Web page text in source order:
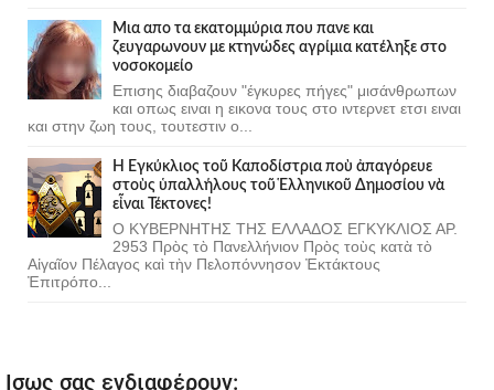
Μια απο τα εκατομμύρια που πανε και
ζευγαρωνουν με κτηνώδες αγρίμια κατέληξε στο
νοσοκομείο
Επισης διαβαζουν "έγκυρες πήγες" μισάνθρωπων
και οπως ειναι η εικονα τους στο ιντερνετ ετσι ειναι
και στην ζωη τους, τουτεστιν ο...
Ἡ Ἐγκύκλιος τοῦ Καποδίστρια ποὺ ἀπαγόρευε
στοὺς ὑπαλλήλους τοῦ Ἑλληνικοῦ Δημοσίου νὰ
εἶναι Τέκτονες!
Ο ΚΥΒΕΡΝΗΤΗΣ ΤΗΣ ΕΛΛΑΔΟΣ ΕΓΚΥΚΛΙΟΣ ΑΡ.
2953 Πρὸς τὸ Πανελλήνιον Πρὸς τοὺς κατὰ τὸ
Αἰγαῖον Πέλαγος καὶ τὴν Πελοπόννησον Ἐκτάκτους
Ἐπιτρόπο...